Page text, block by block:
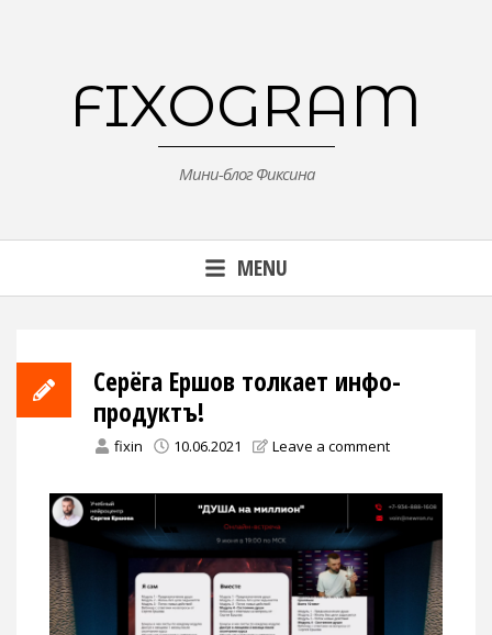
FIXOGRAM
Мини-блог Фиксина
MENU
Серёга Ершов толкает инфо-
продуктъ!
fixin 10.06.2021 Leave a comment